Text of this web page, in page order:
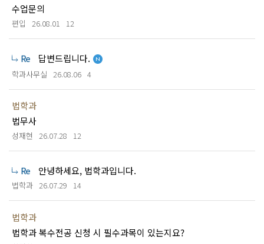
수업문의
편입 26.08.01 12
답변드립니다.
학과사무실 26.08.06 4
법학과
법무사
성재현 26.07.28 12
안녕하세요, 법학과입니다.
법학과 26.07.29 14
법학과
법학과 복수전공 신청 시 필수과목이 있는지요?